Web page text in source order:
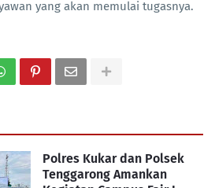
yang akan memulai tugasnya.
Polres Kukar dan Polsek
Tenggarong Amankan